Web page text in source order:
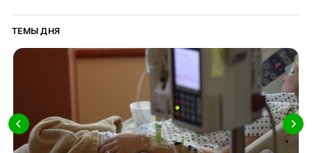
ТЕМЫ ДНЯ